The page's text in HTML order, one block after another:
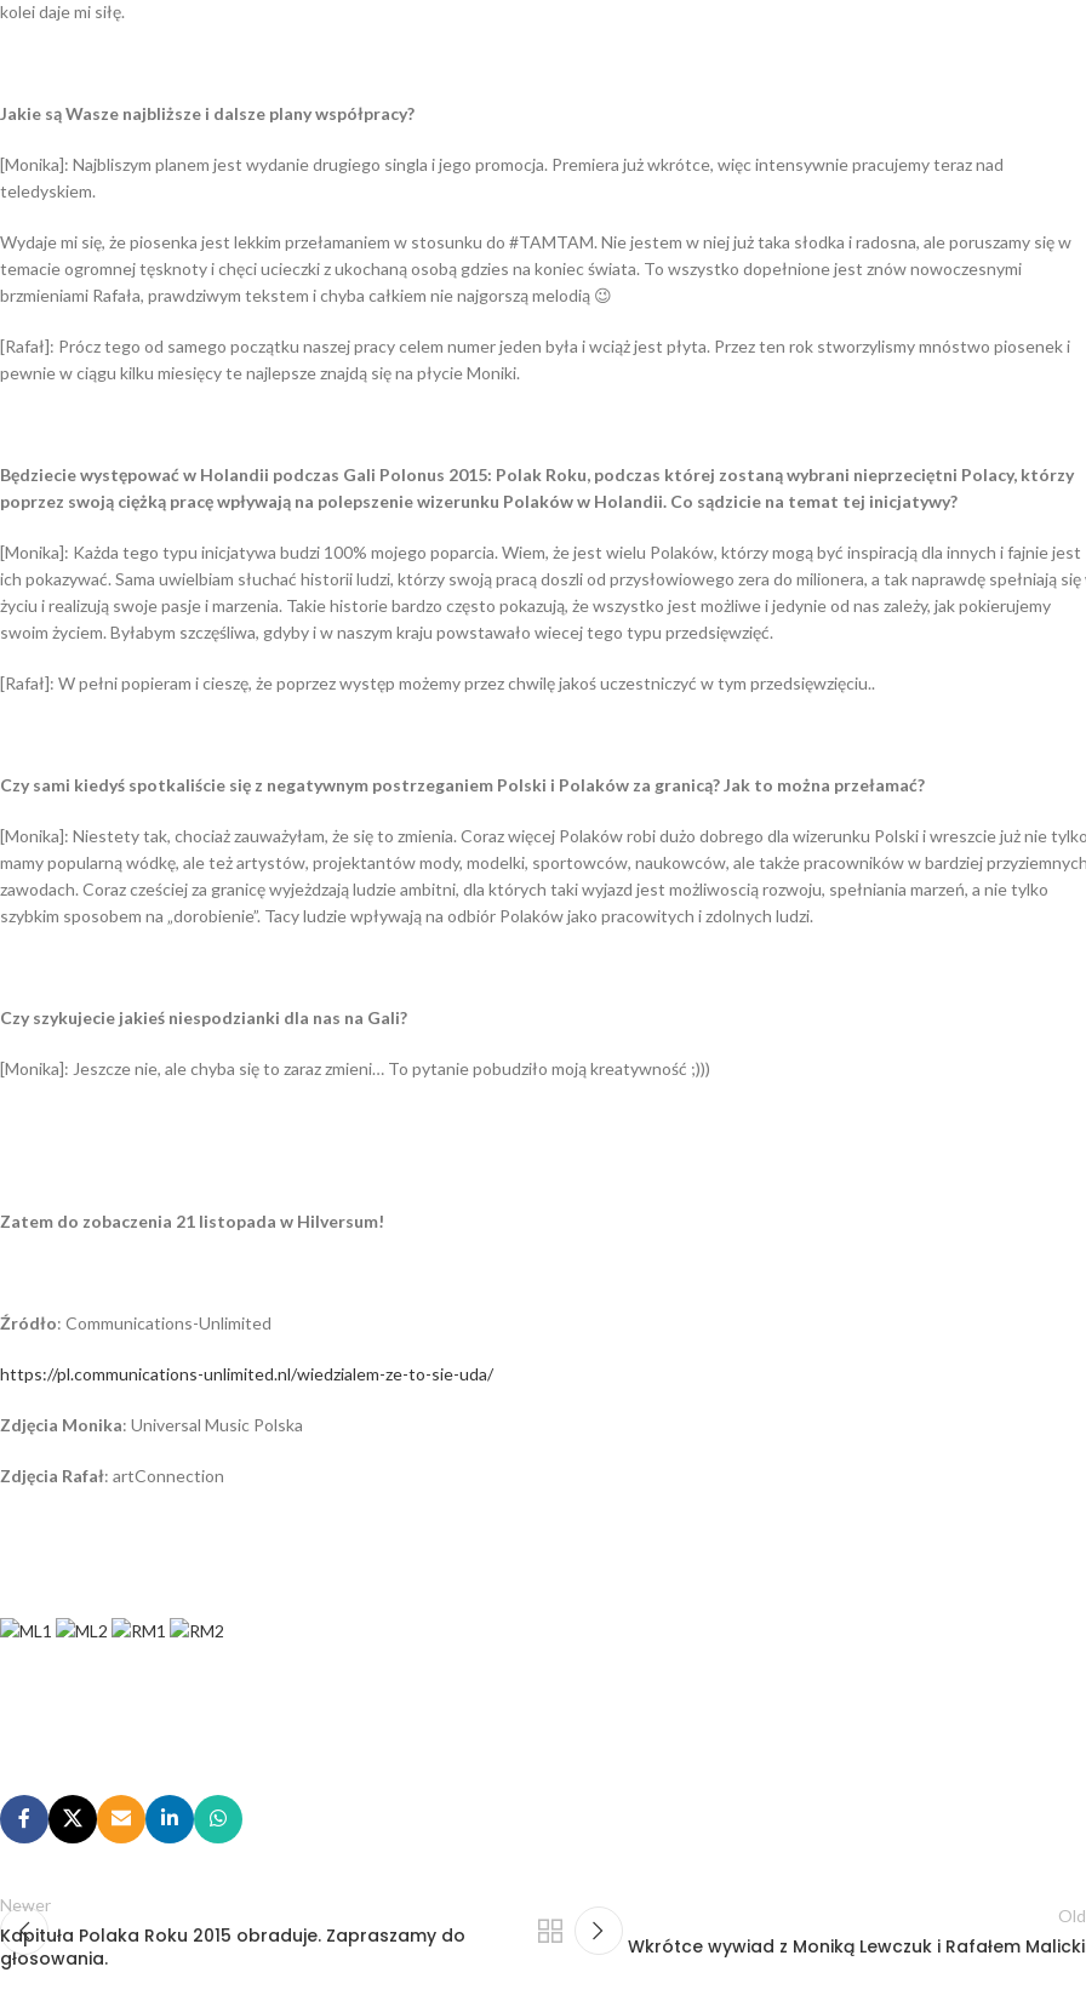
kolei daje mi siłę.
Jakie są Wasze najbliższe i dalsze plany współpracy?
[Monika]: Najbliszym planem jest wydanie drugiego singla i jego promocja. Premiera już wkrótce, więc intensywnie pracujemy teraz nad
teledyskiem.
Wydaje mi się, że piosenka jest lekkim przełamaniem w stosunku do #TAMTAM. Nie jestem w niej już taka słodka i radosna, ale poruszamy się w
temacie ogromnej tęsknoty i chęci ucieczki z ukochaną osobą gdzies na koniec świata. To wszystko dopełnione jest znów nowoczesnymi
brzmieniami Rafała, prawdziwym tekstem i chyba całkiem nie najgorszą melodią 😉
[Rafał]: Prócz tego od samego początku naszej pracy celem numer jeden była i wciąż jest płyta. Przez ten rok stworzylismy mnóstwo piosenek i
pewnie w ciągu kilku miesięcy te najlepsze znajdą się na płycie Moniki.
Będziecie występować w Holandii podczas Gali Polonus 2015: Polak Roku, podczas której zostaną wybrani nieprzeciętni Polacy, którzy
poprzez swoją ciężką pracę wpływają na polepszenie wizerunku Polaków w Holandii. Co sądzicie na temat tej inicjatywy?
[Monika]: Każda tego typu inicjatywa budzi 100% mojego poparcia. Wiem, że jest wielu Polaków, którzy mogą być inspiracją dla innych i fajnie jest
ich pokazywać. Sama uwielbiam słuchać historii ludzi, którzy swoją pracą doszli od przysłowiowego zera do milionera, a tak naprawdę spełniają się
życiu i realizują swoje pasje i marzenia. Takie historie bardzo często pokazują, że wszystko jest możliwe i jedynie od nas zależy, jak pokierujemy
swoim życiem. Byłabym szczęśliwa, gdyby i w naszym kraju powstawało wiecej tego typu przedsięwzięć.
[Rafał]: W pełni popieram i cieszę, że poprzez występ możemy przez chwilę jakoś uczestniczyć w tym przedsięwzięciu..
Czy sami kiedyś spotkaliście się z negatywnym postrzeganiem Polski i Polaków za granicą? Jak to można przełamać?
[Monika]: Niestety tak, chociaż zauważyłam, że się to zmienia. Coraz więcej Polaków robi dużo dobrego dla wizerunku Polski i wreszcie już nie tylko
mamy popularną wódkę, ale też artystów, projektantów mody, modelki, sportowców, naukowców, ale także pracowników w bardziej przyziemnych
zawodach. Coraz cześciej za granicę wyjeżdzają ludzie ambitni, dla których taki wyjazd jest możliwoscią rozwoju, spełniania marzeń, a nie tylko
szybkim sposobem na „dorobienie”. Tacy ludzie wpływają na odbiór Polaków jako pracowitych i zdolnych ludzi.
Czy szykujecie jakieś niespodzianki dla nas na Gali?
[Monika]: Jeszcze nie, ale chyba się to zaraz zmieni… To pytanie pobudziło moją kreatywność ;)))
Zatem do zobaczenia 21 listopada w Hilversum!
Źródło: Communications-Unlimited
https://pl.communications-unlimited.nl/wiedzialem-ze-to-sie-uda/
Zdjęcia Monika: Universal Music Polska
Zdjęcia Rafał: artConnection
Newer
Kapituła Polaka Roku 2015 obraduje. Zapraszamy do
głosowania.
Wkrótce wywiad z Moniką Lewczuk i Rafałem